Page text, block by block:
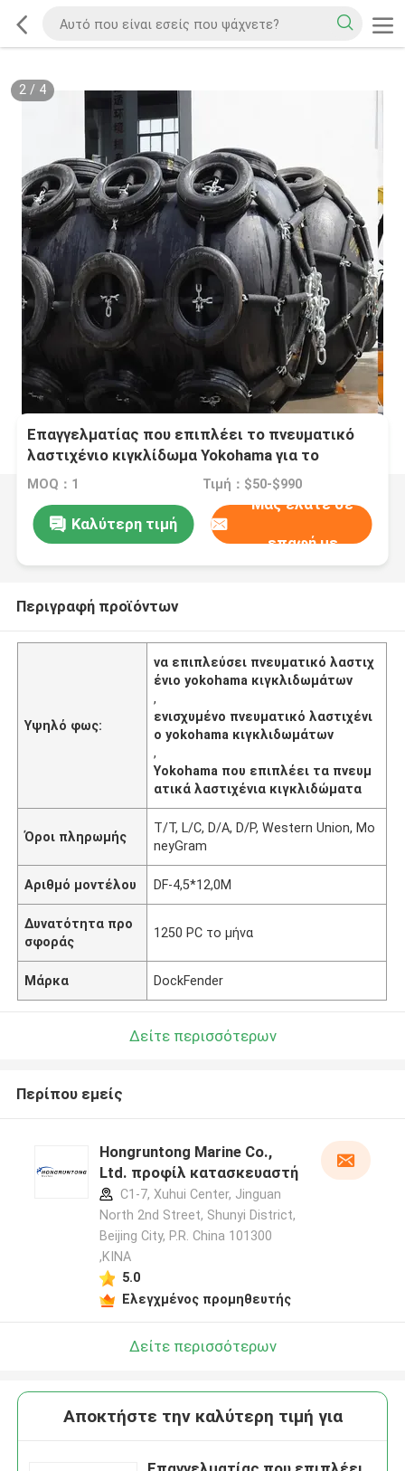
2/ 4
Επαγγελματίας που επιπλέει το πνευματικό
λαστιχένιο κιγκλίδωμα Yokohama για το
σκάφος που ελλιμενίζει
MOQ：1 Τιμή：$50-$990
Καλύτερη τιμή
Μας ελάτε σε
επαφή με
Περιγραφή προϊόντων
Υψηλό φως:
να επιπλεύσει πνευματικό λαστιχ
ένιο yokohama κιγκλιδωμάτων
,
ενισχυμένο πνευματικό λαστιχένι
ο yokohama κιγκλιδωμάτων
,
Yokohama που επιπλέει τα πνευμ
ατικά λαστιχένια κιγκλιδώματα
Όροι πληρωμής
T/T, L/C, D/A, D/P, Western Union, Mo
neyGram
Αριθμό μοντέλου DF-4,5*12,0M
Δυνατότητα προ
σφοράς
1250 PC το μήνα
Μάρκα DockFender
Δείτε περισσότερων
Περίπου εμείς
Hongruntong Marine Co.,
Ltd. προφίλ κατασκευαστή
C1-7, Xuhui Center, Jinguan
North 2nd Street, Shunyi District,
Beijing City, P.R. China 101300
,ΚΙΝΑ
5.0
Ελεγχμένος προμηθευτής
Δείτε περισσότερων
Αποκτήστε την καλύτερη τιμή για